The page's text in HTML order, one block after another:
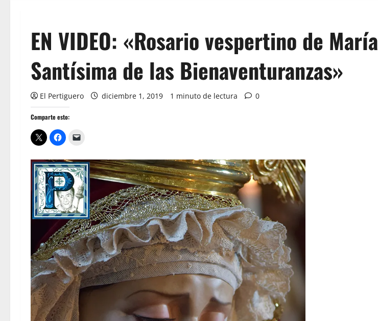
EN VIDEO: «Rosario vespertino de María
Santísima de las Bienaventuranzas»
El Pertiguero diciembre 1, 2019 1 minuto de lectura 0
Comparte esto: